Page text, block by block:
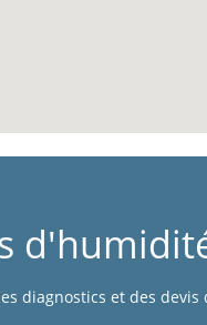
diagnostics et des